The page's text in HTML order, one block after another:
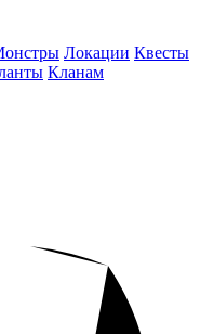
Локации Квесты
Кланам